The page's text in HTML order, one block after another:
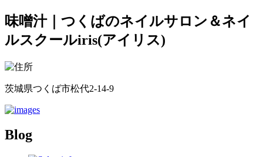
味噌汁｜つくばのネイルサロン＆ネイ
ルスクールiris(アイリス)
茨城県つくば市松代2-14-9
Blog